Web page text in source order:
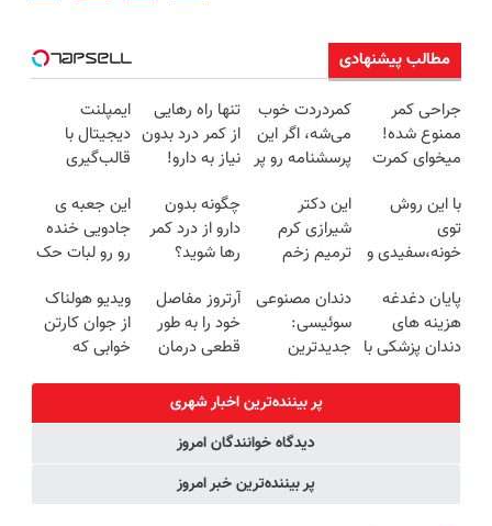
مطالب پیشنهادی
جراحی کمر
ممنوع شده!
میخوای کمرت
درمان کنی؟
((پرسش‌نامه))
کمردردت خوب
می‌شه، اگر این
پرسشنامه رو پر
تنها راه رهایی
از کمر درد بدون
نیاز به دارو!
ایمپلنت
دیجیتال با
قالب‌گیری
مشاوره رایگان
با این روش
توی
خونه،سفیدی و
برگردون
(40%off)
این دکتر
شیرازی کرم
ترمیم زخم
ساخت!!!
چگونه بدون
دارو از درد کمر
رها شوید؟
رو پرکن)
این جعبه ی
جادویی خنده
رو رو لبات حک
خرید40%تخفیف
پایان دغدغه
هزینه های
دندان پزشکی با
دندان مصنوعی
سوئیسی:
جدیدترین
سبک و مقاوم |
پرداخت قسطی
آرتروز مفاصل
خود را به طور
قطعی درمان
◗پرسش‌نامه◖
ویدیو هولناک
از جوان کارتن
خوابی که
پر بیننده‌ترین اخبار شهری
دیدگاه خوانندگان امروز
پر بیننده‌ترین خبر امروز